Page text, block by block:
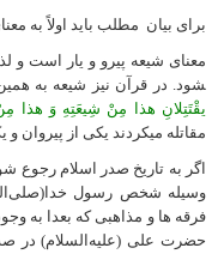
برای بیان مطلب باید اولاً به
شود. در قرآن نیز شیعه به
یقْتَتِلانِ هذا مِنْ شِیعَتِهِ وَ هذا
مقاتله میکردند یکى از پیروان
اگر به تاریخ صدر اسلام
وسیله شخص رسول
فرقه ها و مذاهبی که بعدا به
حضرت علی (علیه‌السلام) در